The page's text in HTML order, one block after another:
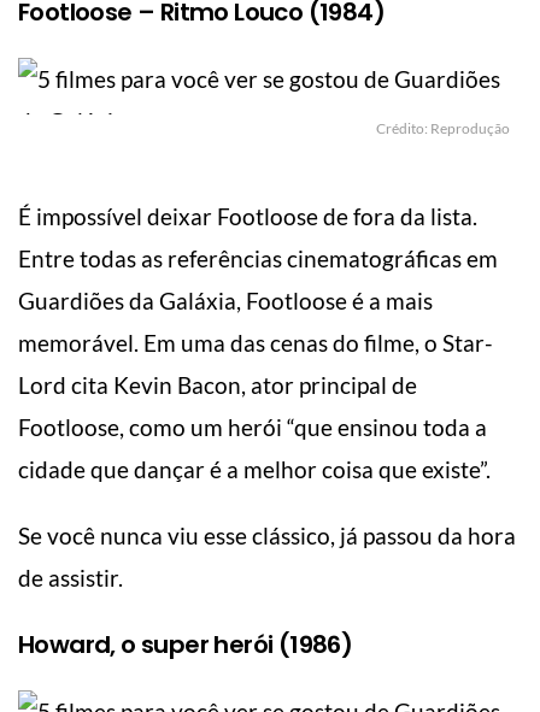
Footloose – Ritmo Louco (1984)
Crédito: Reprodução
É impossível deixar Footloose de fora da lista.
Entre todas as referências cinematográficas em
Guardiões da Galáxia, Footloose é a mais
memorável. Em uma das cenas do filme, o Star-
Lord cita Kevin Bacon, ator principal de
Footloose, como um herói “que ensinou toda a
cidade que dançar é a melhor coisa que existe”.
Se você nunca viu esse clássico, já passou da hora
de assistir.
Howard, o super herói (1986)